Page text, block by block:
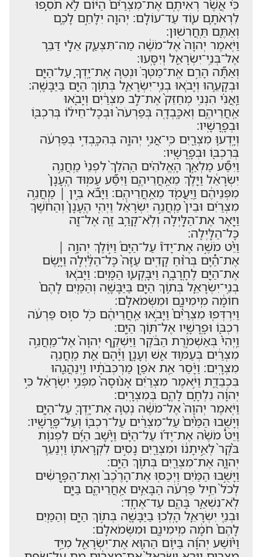
כִּ֗י אֲשֶׁ֨ר רְאִיתֶ֤ם אֶת־מִצְרַ֨יִם֙ הַיּ֔וֹם לֹ֥א תֹסִ֛פוּ
לִרְאֹתָ֥ם ע֖וֹד עַד־עוֹלָֽם׃ יְהוָ֖ה יִלָּחֵ֣ם לָכֶ֑ם
וְאַתֶּ֖ם תַּֽחֲרִשֽׁוּן׃
וַיֹּ֤אמֶר יְהוָה֙ אֶל־מֹשֶׁ֔ה מַה־תִּצְעַ֖ק אֵלָ֑י דַּבֵּ֥ר
אֶל־בְּנֵֽי־יִשְׂרָאֵ֖ל וְיִסָּֽעוּ׃
וְאַתָּ֞ה הָרֵ֣ם אֶֽת־מַטְּךָ֗ וּנְטֵ֧ה אֶת־יָֽדְךָ֛ עַל־הַיָּ֖ם
וּבְקָעֵ֑הוּ וְיָבֹ֧אוּ בְנֵֽי־יִשְׂרָאֵ֛ל בְּת֥וֹךְ הַיָּ֖ם בַּיַּבָּשָֽׁה׃
וַֽאֲנִ֗י הִנְנִ֤י מְחַזֵּק֙ אֶת־לֵ֣ב מִצְרַ֔יִם וְיָבֹ֖אוּ
אַֽחֲרֵיהֶ֑ם וְאִכָּֽבְדָ֤ה בְּפַרְעֹה֙ וּבְכָל־חֵיל֔וֹ בְּרִכְבּ֖וֹ
וּבְפָֽרָשָֽׁיו׃
וְיָֽדְע֥וּ מִצְרַ֖יִם כִּֽי־אֲנִ֣י יְהוָ֑ה בְּהִכָּֽבְדִ֣י בְּפַרְעֹ֔ה
בְּרִכְבּ֖וֹ וּבְפָֽרָשָֽׁיו׃
וַיִּסַּ֞ע מַלְאַ֣ךְ הָֽאֱלֹהִ֗ים הַֽהֹלֵךְ֙ לִפְנֵי֙ מַֽחֲנֵ֣ה
יִשְׂרָאֵ֔ל וַיֵּ֖לֶךְ מֵאַֽחֲרֵיהֶ֑ם וַיִּסַּ֞ע עַמּ֤וּד הֶֽעָנָן֙
מִפְּנֵיהֶ֔ם וַֽיַּעֲמֹ֖ד מֵאַֽחֲרֵיהֶֽם׃ וַיָּבֹ֞א בֵּ֣ין ׀ מַֽחֲנֵ֣ה
מִצְרַ֗יִם וּבֵין֙ מַֽחֲנֵ֣ה יִשְׂרָאֵ֔ל וַיְהִ֤י הֶֽעָנָן֙ וְהַחֹ֔שֶׁךְ
וַיָּ֖אֶר אֶת־הַלָּ֑יְלָה וְלֹֽא־קָרַ֥ב זֶ֛ה אֶל־זֶ֖ה
כָּל־הַלָּֽיְלָה׃
וַיֵּ֨ט מֹשֶׁ֣ה אֶת־יָדוֹ֮ עַל־הַיָּם֒ וַיּ֣וֹלֶךְ יְהוָ֣ה ׀
אֶת־הַ֠יָּם בְּר֨וּחַ קָדִ֤ים עַזָּה֙ כָּל־הַלַּ֔יְלָה וַיָּ֥שֶׂם
אֶת־הַיָּ֖ם לֶחָֽרָבָ֑ה וַיִּבָּֽקְע֖וּ הַמָּֽיִם׃ וַיָּבֹ֧אוּ
בְנֵֽי־יִשְׂרָאֵ֛ל בְּת֥וֹךְ הַיָּ֖ם בַּיַּבָּשָׁ֑ה וְהַמַּ֤יִם לָהֶם֙
חוֹמָ֔ה מִֽימִינָ֖ם וּמִשְּׂמֹאלָֽם׃
וַיִּרְדְּפ֤וּ מִצְרַ֨יִם֙ וַיָּבֹ֣אוּ אַֽחֲרֵיהֶ֔ם כֹּ֚ל ס֣וּס פַּרְעֹ֔ה
רִכְבּ֖וֹ וּפָֽרָשָׁ֑יו אֶל־תּ֖וֹךְ הַיָּֽם׃
וַֽיְהִי֙ בְּאַשְׁמֹ֣רֶת הַבֹּ֔קֶר וַיַּשְׁקֵ֤ף יְהוָה֙ אֶל־מַֽחֲנֵ֣ה
מִצְרַ֔יִם בְּעַמּ֥וּד אֵ֖שׁ וְעָנָ֑ן וַיָּ֕הָם אֵ֖ת מַֽחֲנֵ֥ה
מִצְרָֽיִם׃ וַיָּ֗סַר אֵ֚ת אֹפַ֣ן מַרְכְּבֹתָ֔יו וַֽיְנַהֲגֵ֖הוּ
בִּכְבֵדֻ֑ת וַיֹּ֣אמֶר מִצְרַ֗יִם אָנ֨וּסָה֙ מִפְּנֵ֣י יִשְׂרָאֵ֔ל כִּ֣י
יְהוָ֔ה נִלְחָ֥ם לָהֶ֖ם בְּמִצְרָֽיִם׃
וַיֹּ֤אמֶר יְהוָה֙ אֶל־מֹשֶׁ֔ה נְטֵ֥ה אֶת־יָֽדְךָ֖ עַל־הַיָּ֑ם
וְיָשֻׁ֤בוּ הַמַּ֨יִם֙ עַל־מִצְרַ֔יִם עַל־רִכְבּ֖וֹ וְעַל־פָּֽרָשָֽׁיו׃
וַיֵּט֩ מֹשֶׁ֨ה אֶת־יָד֜וֹ עַל־הַיָּ֗ם וַיָּ֨שָׁב הַיָּ֜ם לִפְנ֥וֹת
בֹּ֨קֶר֙ לְאֵ֣יתָנ֔וֹ וּמִצְרַ֖יִם נָסִ֣ים לִקְרָאת֑וֹ וַיְנַעֵ֧ר
יְהוָ֛ה אֶת־מִצְרַ֖יִם בְּת֥וֹךְ הַיָּֽם׃
וַיָּשֻׁ֣בוּ הַמַּ֗יִם וַיְכַסּ֤וּ אֶת־הָרֶ֨כֶב֙ וְאֶת־הַפָּ֣רָשִׁ֔ים
לְכֹל֙ חֵ֣יל פַּרְעֹ֔ה הַבָּאִ֥ים אַֽחֲרֵיהֶ֖ם בַּיָּ֑ם
לֹֽא־נִשְׁאַ֥ר בָּהֶ֖ם עַד־אֶחָֽד׃
וּבְנֵ֧י יִשְׂרָאֵ֛ל הָֽלְכ֥וּ בַיַּבָּשָׁ֖ה בְּת֣וֹךְ הַיָּ֑ם וְהַמַּ֤יִם
לָהֶם֙ חֹמָ֔ה מִֽימִינָ֖ם וּמִשְּׂמֹאלָֽם׃
וַיּ֨וֹשַׁע יְהוָ֜ה בַּיּ֥וֹם הַה֛וּא אֶת־יִשְׂרָאֵ֖ל מִיַּ֣ד